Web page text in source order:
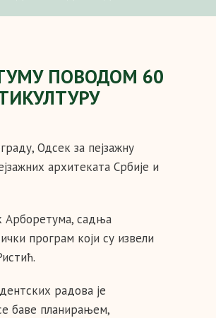
ПОВОДОМ 60
Одсек за пејзажну
архитеката Србије и
Арборетума, садња
програм који су извели
радова је
баве планирањем,